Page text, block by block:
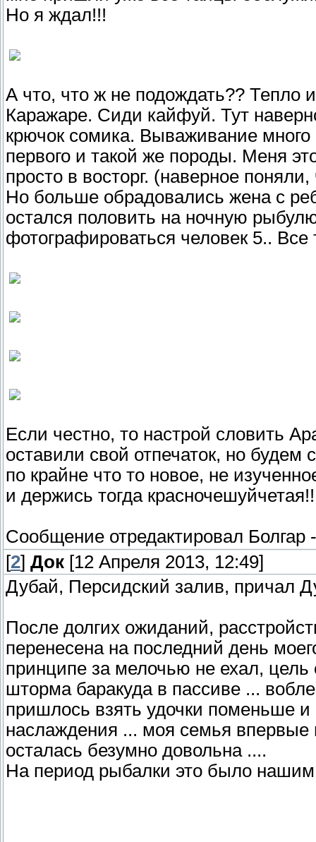
Но я ждал!!!
А что, что ж не подождать?? Тепло
Каражаре. Сиди кайфуй. Тут
крючок сомика. Вываживание
первого и такой же породы. Меня
просто в восторг. (наверное
Но больше обрадовались жена с
остался половить на ночную
фотографироваться человек 5..
Если честно, то настрой словить
оставили свой отпечаток, но будем
по крайне что то новое, не
и держись тогда
Сообщение отредактировал Болгар
[2] Док [12 Апреля 2013, 12:49]
Дубай, Персидский залив, причал
После долгих ожиданий,
перенесена на последний день
принципе за мелочью не ехал, цель
шторма баракуда в пассиве ...
пришлось взять удочки поменьше и
наслаждения ... моя семья впервые
осталась безумно довольна ....
На период рыбалки это было